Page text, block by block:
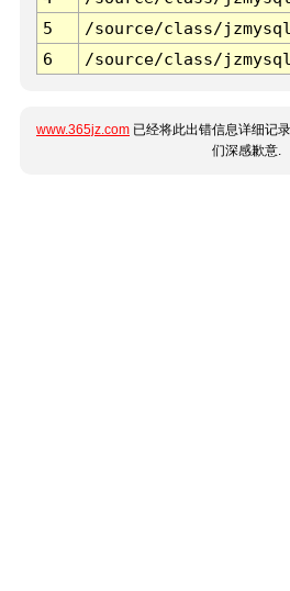
5
/source/class/
6
/source/class/
www.365jz.com 已经将此出错信息详细记
们深感歉意.